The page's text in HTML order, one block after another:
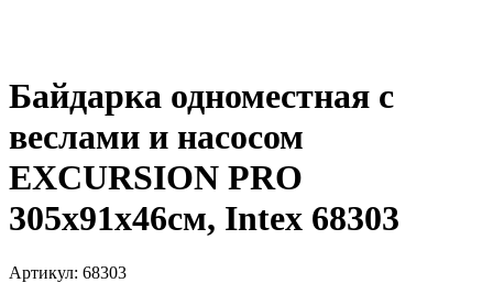
Байдарка одноместная с
веслами и насосом
EXCURSION PRO
305х91х46см, Intex 68303
Артикул: 68303